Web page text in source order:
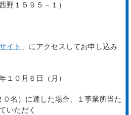
野１５９５－１）
イト 」にアクセスしてお申し込み
１０月６日（月）
名）に達した場合、１事業所当た
いただく